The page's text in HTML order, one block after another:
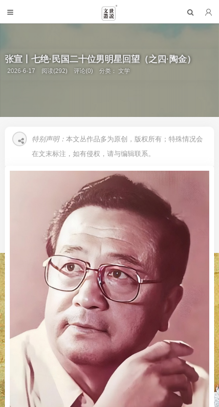
张宣丨七绝·民国二十位男明星回望（之四·陶金）
2026-6-17 阅读(292) 评论(0) 分类：文学
特别声明： 本文丛作品多为原创，版权所有；特殊情况会
在文末标注，如有侵权，请与编辑联系。